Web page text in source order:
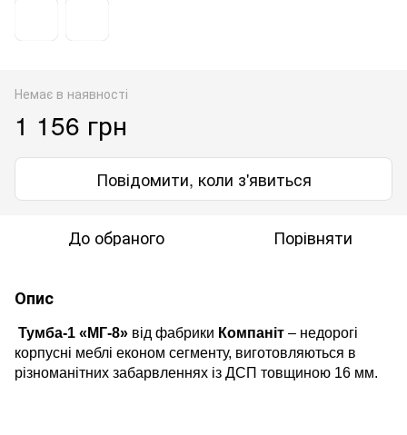
Немає в наявності
1 156 грн
Повідомити, коли з'явиться
До обраного Порівняти
Опис
Тумба-1 «МГ-8» від фабрики Компаніт – недорогі
корпусні меблі економ сегменту, виготовляються в
різноманітних забарвленнях із ДСП товщиною 16 мм.